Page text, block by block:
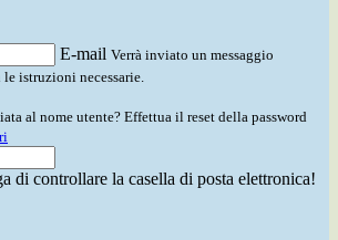
E-mail Verrà inviato un messaggio
istruzioni necessarie.
al nome utente? Effettua il reset della password
di controllare la casella di posta elettronica!